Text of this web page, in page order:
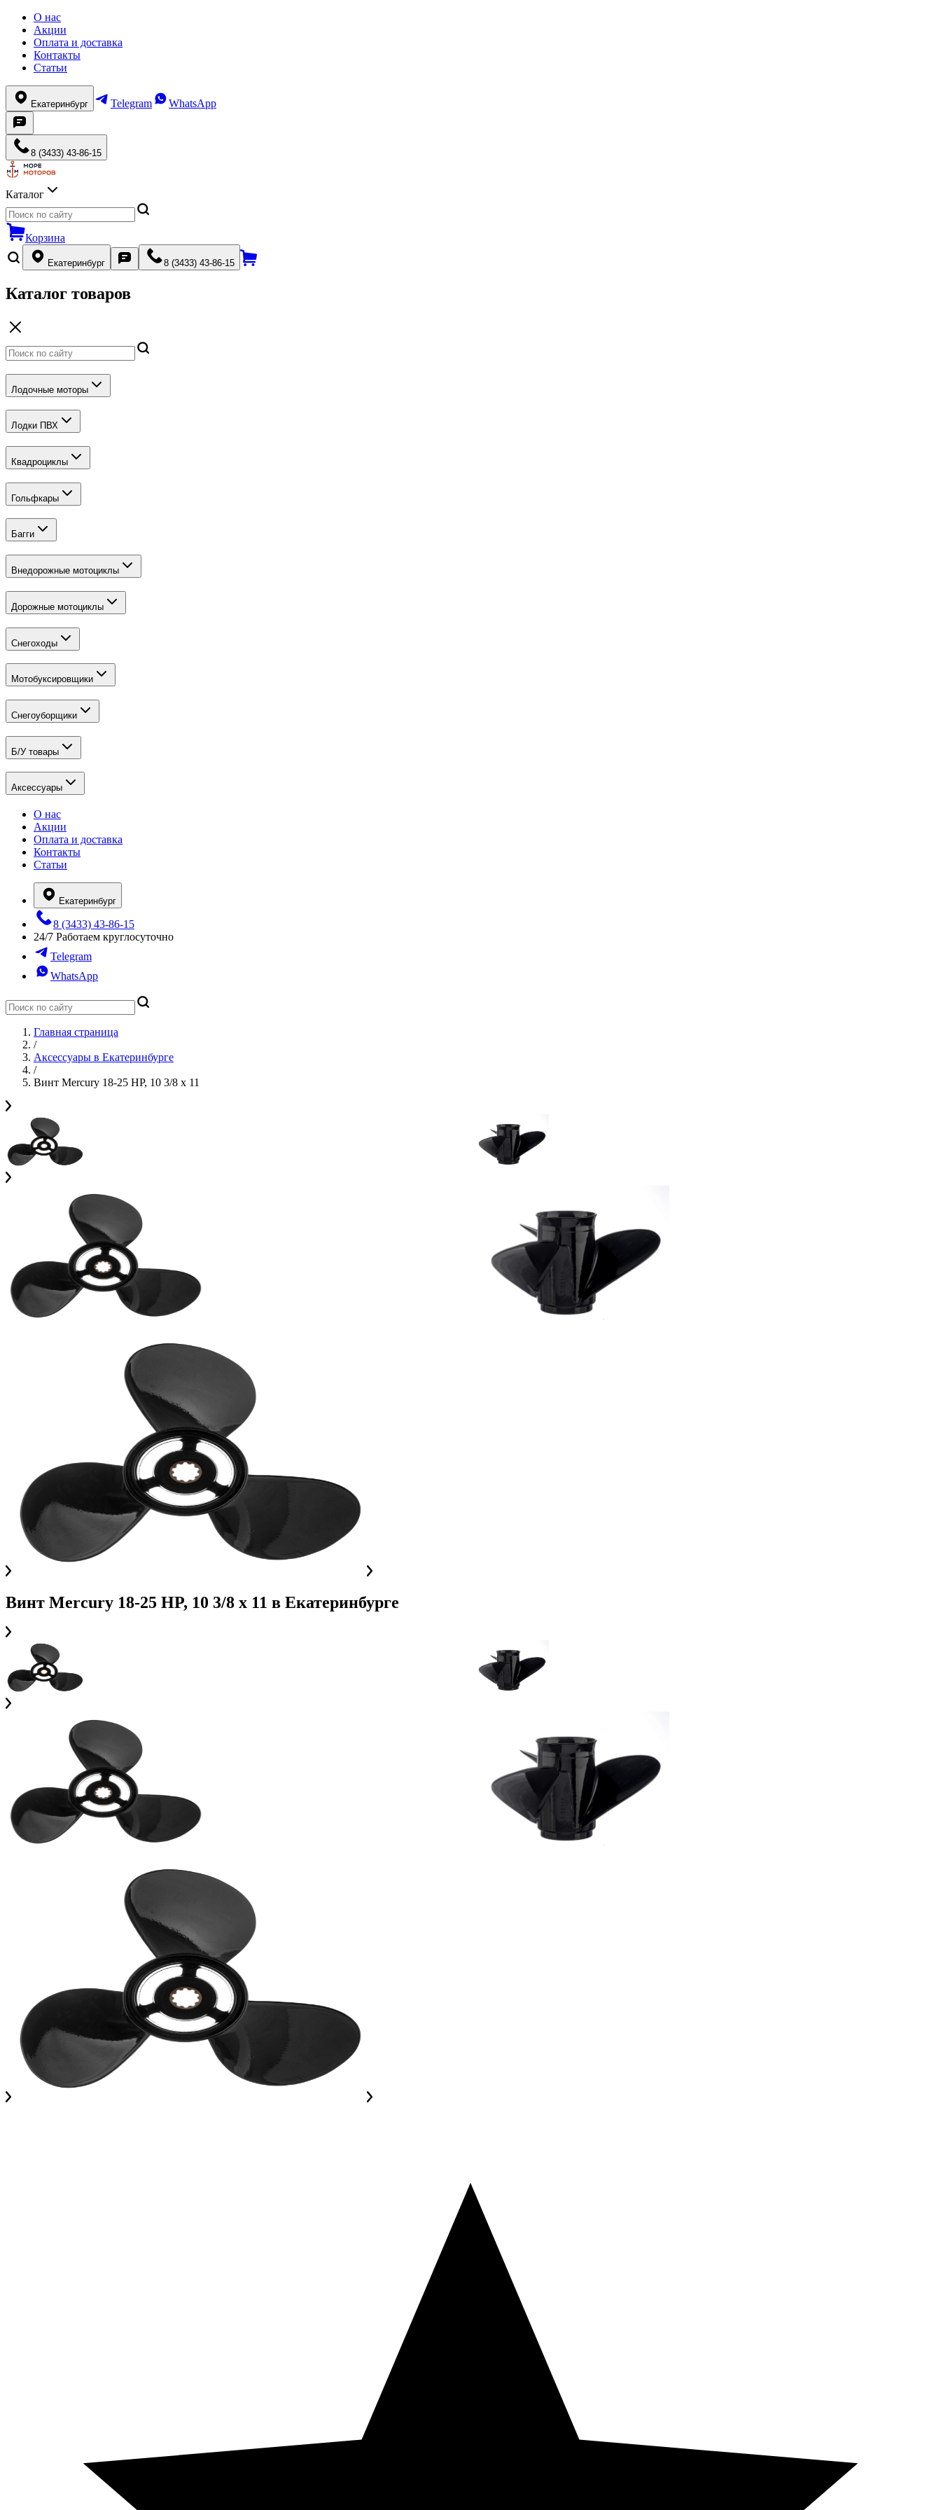
О нас
Акции
Оплата и доставка
Контакты
Статьи
Екатеринбург Telegram WhatsApp
8 (3433) 43-86-15
Каталог
Корзина
Екатеринбург 8 (3433) 43-86-15
Каталог товаров
Лодочные моторы
Лодки ПВХ
Квадроциклы
Гольфкары
Багги
Внедорожные мотоциклы
Дорожные мотоциклы
Снегоходы
Мотобуксировщики
Снегоуборщики
Б/У товары
Аксессуары
О нас
Акции
Оплата и доставка
Контакты
Статьи
Екатеринбург
8 (3433) 43-86-15
24/7 Работаем круглосуточно
Telegram
WhatsApp
Главная страница
/
Аксессуары в Екатеринбурге
/
Винт Mercury 18-25 HP, 10 3/8 x 11
Винт Mercury 18-25 HP, 10 3/8 x 11 в Екатеринбурге